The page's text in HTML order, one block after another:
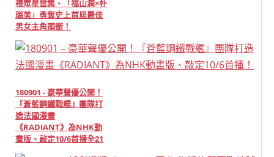
禮眾星雲集、「福山潤×朴
璐美」勇奪史上首屆最佳
男女主角頭銜！
180901 - 豪華聲優公開！
『蒼藍鋼鐵戰艦』團隊打
造法國漫畫
《RADIANT》為NHK動
畫版、敲定10/6首播全21
話！